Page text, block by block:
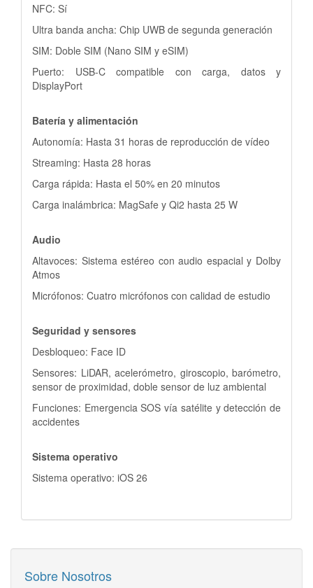
NFC: Sí
Ultra banda ancha: Chip UWB de segunda generación
SIM: Doble SIM (Nano SIM y eSIM)
Puerto: USB-C compatible con carga, datos y
DisplayPort
Batería y alimentación
Autonomía: Hasta 31 horas de reproducción de vídeo
Streaming: Hasta 28 horas
Carga rápida: Hasta el 50% en 20 minutos
Carga inalámbrica: MagSafe y Qi2 hasta 25 W
Audio
Altavoces: Sistema estéreo con audio espacial y Dolby
Atmos
Micrófonos: Cuatro micrófonos con calidad de estudio
Seguridad y sensores
Desbloqueo: Face ID
Sensores: LiDAR, acelerómetro, giroscopio, barómetro,
sensor de proximidad, doble sensor de luz ambiental
Funciones: Emergencia SOS vía satélite y detección de
accidentes
Sistema operativo
Sistema operativo: iOS 26
Sobre Nosotros